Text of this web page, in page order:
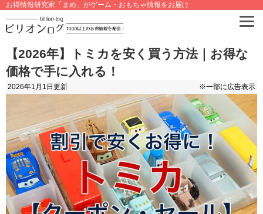
お得情報研究家「まめ」がゲーム・おもちゃ情報をお届け
【2026年】トミカを安く買う方法｜お得な
価格で手に入れる！
2026年1月1日 更新 ※一部に広告表示